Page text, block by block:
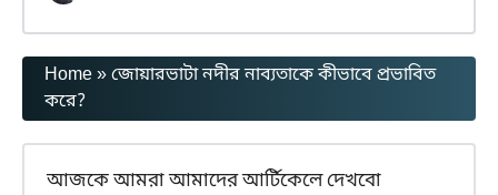
Home»জোয়ারভাটা নদীর নাব্যতাকে কীভাবে প্রভাবিত
করে?
আজকে আমরা আমাদের আর্টিকেলে দেখবো